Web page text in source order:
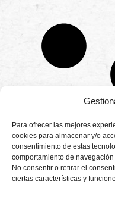
Para ofrecer las mejores
cookies para almacenar y/o
consentimiento de estas
comportamiento de
No consentir o retirar el
ciertas características y
Productores
de
fresas,
frambuesas,
arándanos